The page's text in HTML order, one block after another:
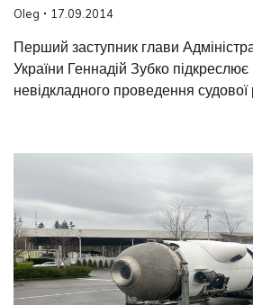
Oleg 17.09.2014
Перший заступник глави
України Геннадій Зубко підкреслює
невідкладного проведення